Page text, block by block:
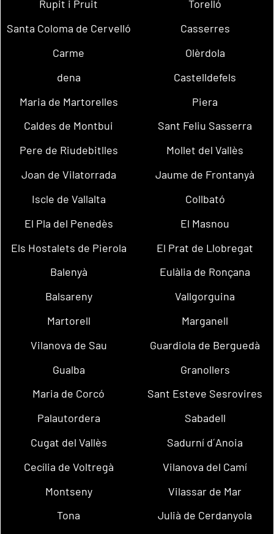
Rupit i Pruit
Torelló
Santa Coloma de Cervelló
Casserres
Carme
Olèrdola
dena
Castelldefels
Maria de Martorelles
Piera
Caldes de Montbui
Sant Feliu Sasserra
Pere de Riudebitlles
Mollet del Vallès
Joan de Vilatorrada
Jaume de Frontanyà
Iscle de Vallalta
Collbató
El Pla del Penedès
El Masnou
Els Hostalets de Pierola
El Prat de Llobregat
Balenyà
Eulàlia de Ronçana
Balsareny
Vallgorguina
Martorell
Marganell
Vilanova de Sau
Guardiola de Berguedà
Gualba
Granollers
Maria de Corcó
Sant Esteve Sesrovires
Palautordera
Sabadell
Cugat del Vallès
Sadurní d´Anoia
Cecília de Voltregà
Vilanova del Camí
Montseny
Vilassar de Mar
Tona
Julià de Cerdanyola